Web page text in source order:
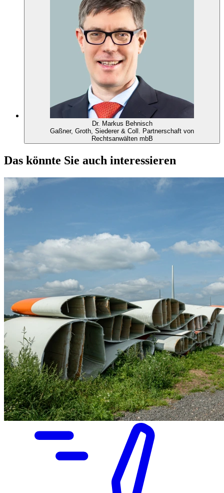
Dr. Markus Behnisch
Gaßner, Groth, Siederer & Coll. Partnerschaft von
Rechtsanwälten mbB
Das könnte Sie auch interessieren